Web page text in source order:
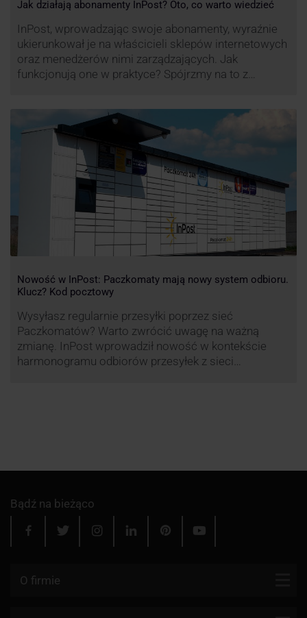
Jak działają abonamenty InPost? Oto, co warto wiedzieć
InPost, wprowadzając swoje abonamenty, wyraźnie
ukierunkował je na właścicieli sklepów internetowych
oraz menedżerów nimi zarządzających. Jak
funkcjonują one w praktyce? Spójrzmy na to z
Nowość w InPost: Paczkomaty mają nowy system odbioru.
Klucz? Kod pocztowy
Wysyłasz regularnie przesyłki poprzez sieć
Paczkomatów? Warto zwrócić uwagę na ważną
zmianę. InPost wprowadził nowość w kontekście
harmonogramu odbiorów przesyłek z sieci
Bądź na bieżąco
O firmie